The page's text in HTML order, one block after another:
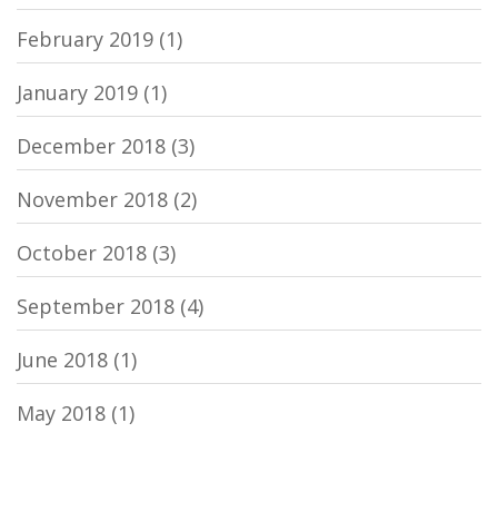
February 2019 (1)
January 2019 (1)
December 2018 (3)
November 2018 (2)
October 2018 (3)
September 2018 (4)
June 2018 (1)
May 2018 (1)